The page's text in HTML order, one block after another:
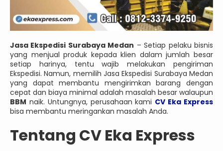
Jasa Ekspedisi Surabaya Medan – Setiap pelaku bisnis
yang menjual produk kepada klien dalam jumlah besar
setiap harinya, tentu wajib melakukan pengiriman
Ekspedisi. Namun, memilih Jasa Ekspedisi Surabaya Medan
yang dapat membantu mengirimkan barang dengan
cepat dan biaya minimal adalah masalah besar walaupun
BBM naik. Untungnya, perusahaan kami CV Eka Express
bisa membantu meringankan masalah Anda.
Tentang CV Eka Express